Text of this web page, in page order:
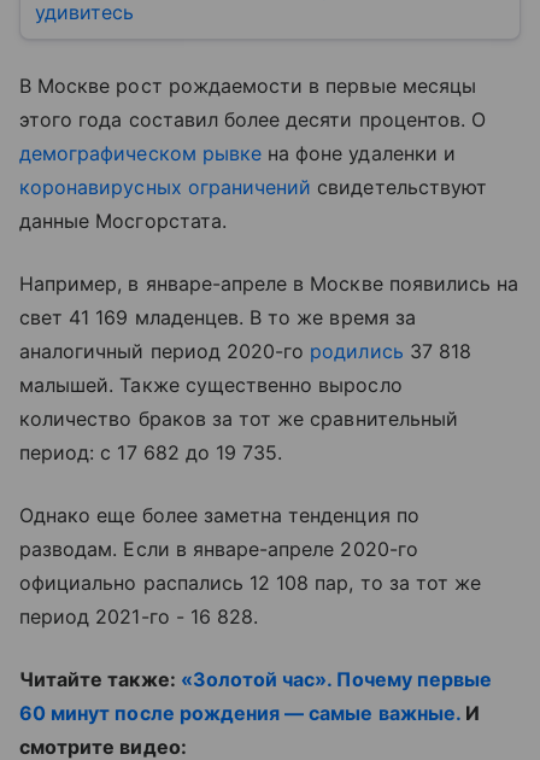
удивитесь
В Москве рост рождаемости в первые месяцы
этого года составил более десяти процентов. О
демографическом рывке на фоне удаленки и
коронавирусных ограничений свидетельствуют
данные Мосгорстата.
Например, в январе-апреле в Москве появились на
свет 41 169 младенцев. В то же время за
аналогичный период 2020-го родились 37 818
малышей. Также существенно выросло
количество браков за тот же сравнительный
период: с 17 682 до 19 735.
Однако еще более заметна тенденция по
разводам. Если в январе-апреле 2020-го
официально распались 12 108 пар, то за тот же
период 2021-го - 16 828.
Читайте также: «Золотой час». Почему первые
60 минут после рождения — самые важные.И
смотрите видео: